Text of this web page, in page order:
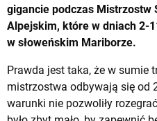
gigancie podczas Mistrzostw
Alpejskim, które w dniach 2-
w słoweńskim Mariborze.
Prawda jest taka, że w sumie
mistrzostwa odbywają się od
warunki nie pozwoliły